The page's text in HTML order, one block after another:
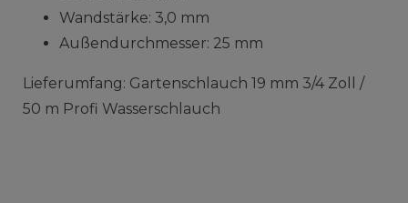
Wandstärke: 3,0 mm
Außendurchmesser: 25 mm
Lieferumfang: Gartenschlauch 19 mm 3/4 Zoll /
50 m Profi Wasserschlauch